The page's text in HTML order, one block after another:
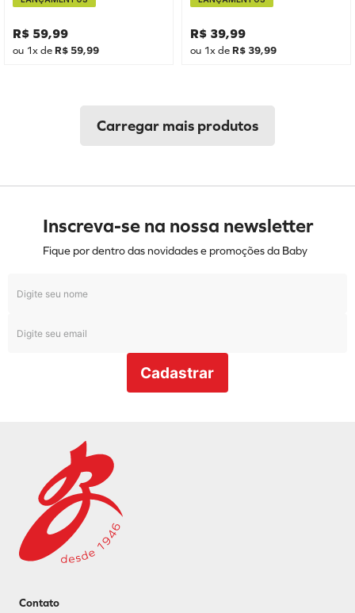
R$ 59,99
ou 1x de R$ 59,99
R$ 39,99
ou 1x de R$ 39,99
Inscreva-se na nossa newsletter
Fique por dentro das novidades e promoções da Baby
Cadastrar
Contato